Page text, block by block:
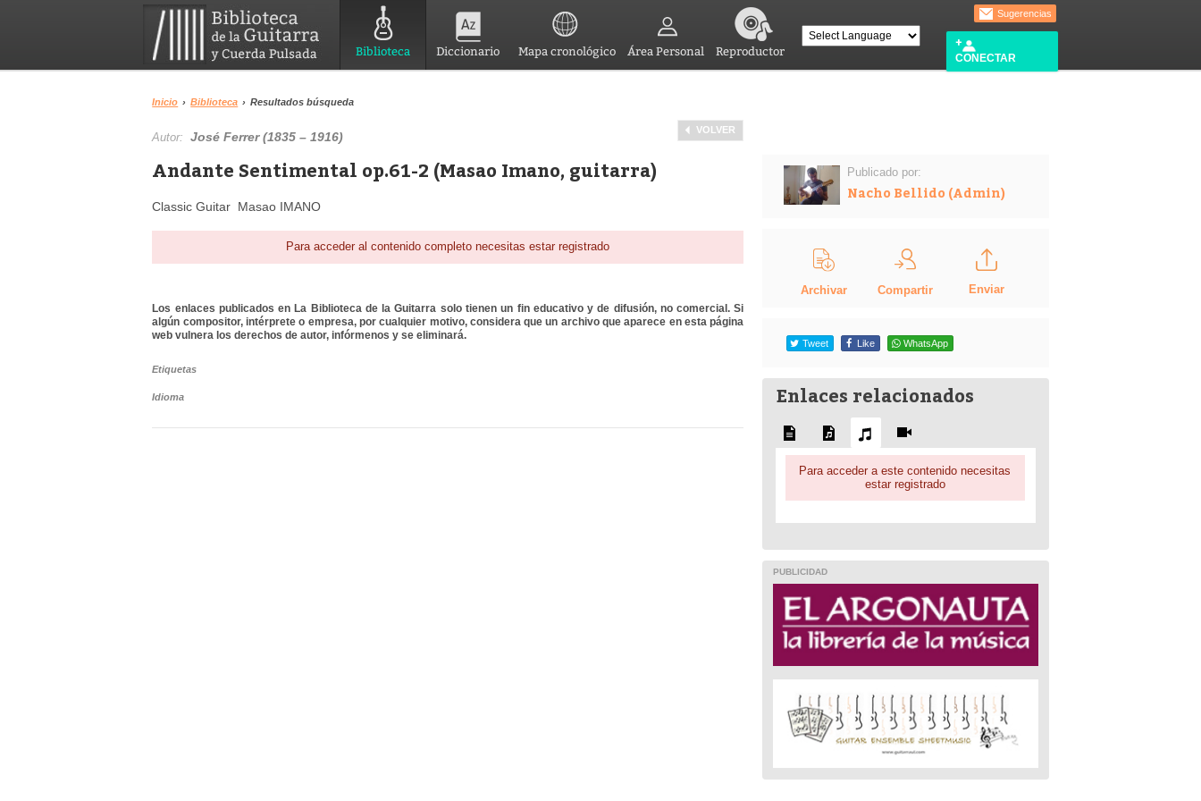
Biblioteca Diccionario Mapa cronológico Área Personal Reproductor
Sugerencias
CONECTAR
Inicio › Biblioteca › Resultados búsqueda
VOLVER
Autor:José Ferrer (1835 – 1916)
Andante Sentimental op.61-2 (Masao Imano, guitarra)
Classic Guitar Masao IMANO
Para acceder al contenido completo necesitas estar registrado
Los enlaces publicados en La Biblioteca de la Guitarra solo tienen un fin educativo y de difusión, no comercial. Si
algún compositor, intérprete o empresa, por cualquier motivo, considera que un archivo que aparece en esta página
web vulnera los derechos de autor, infórmenos y se eliminará.
Etiquetas
Idioma
Publicado por:
Nacho Bellido (Admin)
Archivar Compartir Enviar
Tweet Like WhatsApp
Enlaces relacionados
Para acceder a este contenido necesitas
estar registrado
PUBLICIDAD